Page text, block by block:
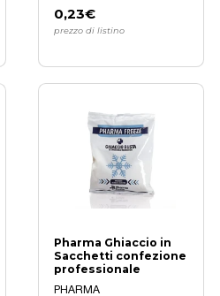
0,23€
prezzo di listino
Pharma Ghiaccio in
Sacchetti confezione
professionale
PHARMA